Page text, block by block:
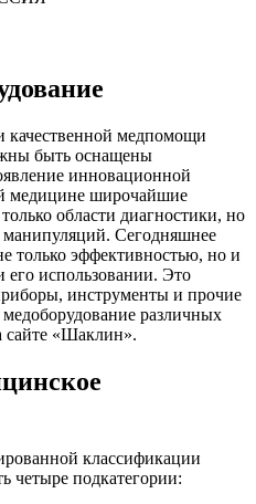
качественной медпомощи
быть оснащены
инновационной
медицине широчайшие
области диагностики, но
манипуляций. Сегодняшнее
только эффективностью, но и
использовании. Это
инструменты и прочие
различных
сайте «Шаклин».
классификации
четыре подкатегории: